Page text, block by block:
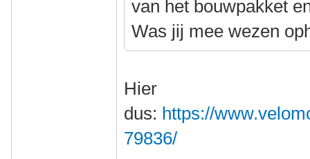
van het bouwpakket
Was jij mee wezen
Hier
dus: https://
79836/